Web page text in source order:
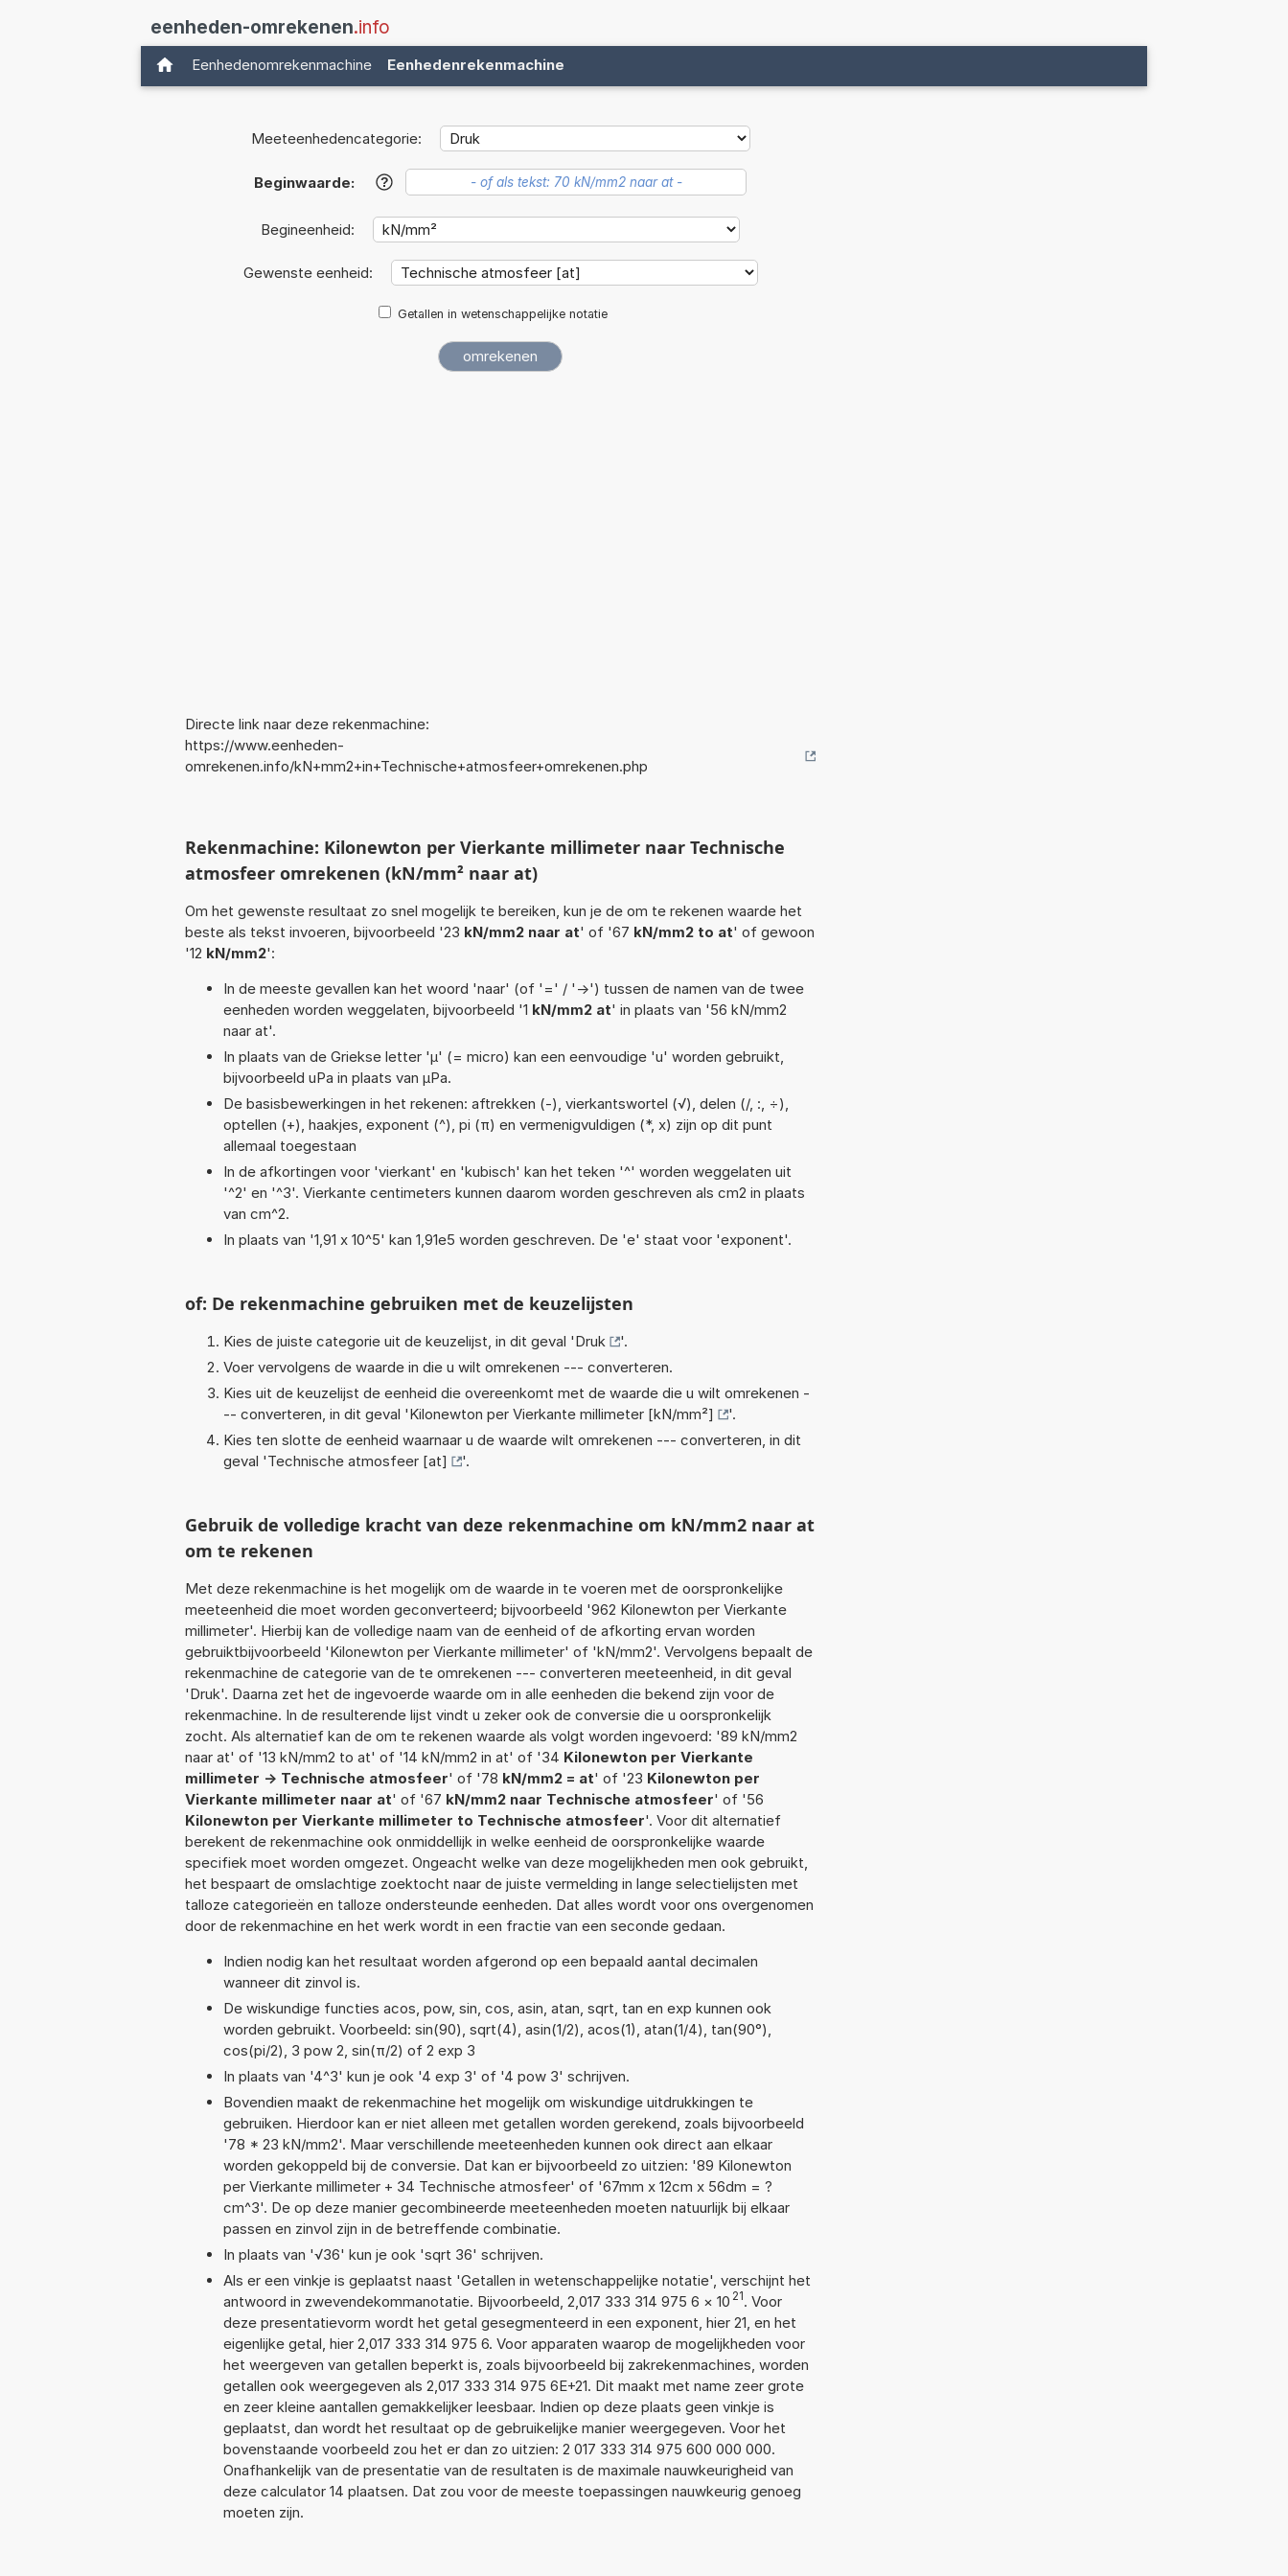
eenheden-omrekenen.info
Eenhedenomrekenmachine Eenhedenrekenmachine
Meeteenhedencategorie:
Beginwaarde: ?
Begineenheid:
Gewenste eenheid:
Getallen in wetenschappelijke notatie
Directe link naar deze rekenmachine:
https://www.eenheden-
omrekenen.info/kN+mm2+in+Technische+atmosfeer+omrekenen.php
Rekenmachine: Kilonewton per Vierkante millimeter naar Technische
atmosfeer omrekenen (kN/mm² naar at)
Om het gewenste resultaat zo snel mogelijk te bereiken, kun je de om te rekenen waarde het
beste als tekst invoeren, bijvoorbeeld '23 kN/mm2 naar at' of '67 kN/mm2 to at' of gewoon
'12 kN/mm2':
In de meeste gevallen kan het woord 'naar' (of '=' / '->') tussen de namen van de twee
eenheden worden weggelaten, bijvoorbeeld '1 kN/mm2 at' in plaats van '56 kN/mm2
naar at'.
In plaats van de Griekse letter 'µ' (= micro) kan een eenvoudige 'u' worden gebruikt,
bijvoorbeeld uPa in plaats van µPa.
De basisbewerkingen in het rekenen: aftrekken (-), vierkantswortel (√), delen (/, :, ÷),
optellen (+), haakjes, exponent (^), pi (π) en vermenigvuldigen (*, x) zijn op dit punt
allemaal toegestaan
In de afkortingen voor 'vierkant' en 'kubisch' kan het teken '^' worden weggelaten uit
'^2' en '^3'. Vierkante centimeters kunnen daarom worden geschreven als cm2 in plaats
van cm^2.
In plaats van '1,91 x 10^5' kan 1,91e5 worden geschreven. De 'e' staat voor 'exponent'.
of: De rekenmachine gebruiken met de keuzelijsten
Kies de juiste categorie uit de keuzelijst, in dit geval 'Druk
'.
Voer vervolgens de waarde in die u wilt omrekenen --- converteren.
Kies uit de keuzelijst de eenheid die overeenkomt met de waarde die u wilt omrekenen -
-- converteren, in dit geval 'Kilonewton per Vierkante millimeter [kN/mm²]
'.
Kies ten slotte de eenheid waarnaar u de waarde wilt omrekenen --- converteren, in dit
geval 'Technische atmosfeer [at] '.
Gebruik de volledige kracht van deze rekenmachine om kN/mm2 naar at
om te rekenen
Met deze rekenmachine is het mogelijk om de waarde in te voeren met de oorspronkelijke
meeteenheid die moet worden geconverteerd; bijvoorbeeld '962 Kilonewton per Vierkante
millimeter'. Hierbij kan de volledige naam van de eenheid of de afkorting ervan worden
gebruiktbijvoorbeeld 'Kilonewton per Vierkante millimeter' of 'kN/mm2'. Vervolgens bepaalt de
rekenmachine de categorie van de te omrekenen --- converteren meeteenheid, in dit geval
'Druk'. Daarna zet het de ingevoerde waarde om in alle eenheden die bekend zijn voor de
rekenmachine. In de resulterende lijst vindt u zeker ook de conversie die u oorspronkelijk
zocht. Als alternatief kan de om te rekenen waarde als volgt worden ingevoerd: '89 kN/mm2
naar at' of '13 kN/mm2 to at' of '14 kN/mm2 in at' of '34 Kilonewton per Vierkante
millimeter -> Technische atmosfeer' of '78 kN/mm2 = at' of '23 Kilonewton per
Vierkante millimeter naar at' of '67 kN/mm2 naar Technische atmosfeer' of '56
Kilonewton per Vierkante millimeter to Technische atmosfeer'. Voor dit alternatief
berekent de rekenmachine ook onmiddellijk in welke eenheid de oorspronkelijke waarde
specifiek moet worden omgezet. Ongeacht welke van deze mogelijkheden men ook gebruikt,
het bespaart de omslachtige zoektocht naar de juiste vermelding in lange selectielijsten met
talloze categorieën en talloze ondersteunde eenheden. Dat alles wordt voor ons overgenomen
door de rekenmachine en het werk wordt in een fractie van een seconde gedaan.
Indien nodig kan het resultaat worden afgerond op een bepaald aantal decimalen
wanneer dit zinvol is.
De wiskundige functies acos, pow, sin, cos, asin, atan, sqrt, tan en exp kunnen ook
worden gebruikt. Voorbeeld: sin(90), sqrt(4), asin(1/2), acos(1), atan(1/4), tan(90°),
cos(pi/2), 3 pow 2, sin(π/2) of 2 exp 3
In plaats van '4^3' kun je ook '4 exp 3' of '4 pow 3' schrijven.
Bovendien maakt de rekenmachine het mogelijk om wiskundige uitdrukkingen te
gebruiken. Hierdoor kan er niet alleen met getallen worden gerekend, zoals bijvoorbeeld
'78 * 23 kN/mm2'. Maar verschillende meeteenheden kunnen ook direct aan elkaar
worden gekoppeld bij de conversie. Dat kan er bijvoorbeeld zo uitzien: '89 Kilonewton
per Vierkante millimeter + 34 Technische atmosfeer' of '67mm x 12cm x 56dm = ?
cm^3'. De op deze manier gecombineerde meeteenheden moeten natuurlijk bij elkaar
passen en zinvol zijn in de betreffende combinatie.
In plaats van '√36' kun je ook 'sqrt 36' schrijven.
Als er een vinkje is geplaatst naast 'Getallen in wetenschappelijke notatie', verschijnt het
antwoord in zwevendekommanotatie. Bijvoorbeeld, 2,017 333 314 975 6 × 10 21. Voor
deze presentatievorm wordt het getal gesegmenteerd in een exponent, hier 21, en het
eigenlijke getal, hier 2,017 333 314 975 6. Voor apparaten waarop de mogelijkheden voor
het weergeven van getallen beperkt is, zoals bijvoorbeeld bij zakrekenmachines, worden
getallen ook weergegeven als 2,017 333 314 975 6E+21. Dit maakt met name zeer grote
en zeer kleine aantallen gemakkelijker leesbaar. Indien op deze plaats geen vinkje is
geplaatst, dan wordt het resultaat op de gebruikelijke manier weergegeven. Voor het
bovenstaande voorbeeld zou het er dan zo uitzien: 2 017 333 314 975 600 000 000.
Onafhankelijk van de presentatie van de resultaten is de maximale nauwkeurigheid van
deze calculator 14 plaatsen. Dat zou voor de meeste toepassingen nauwkeurig genoeg
moeten zijn.